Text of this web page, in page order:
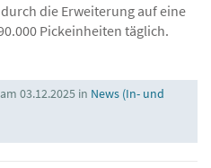
die Erweiterung auf eine
Pickeinheiten täglich.
03.12.2025 in News (In- und